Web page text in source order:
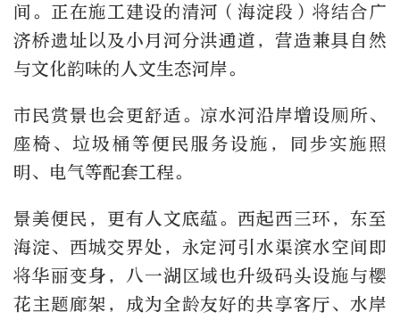
间。正在施工建设的清河（海淀段）将结合广
济桥遗址以及小月河分洪通道，营造兼具自然
与文化韵味的人文生态河岸。
市民赏景也会更舒适。凉水河沿岸增设厕所、
座椅、垃圾桶等便民服务设施，同步实施照
明、电气等配套工程。
景美便民，更有人文底蕴。西起西三环，东至
海淀、西城交界处，永定河引水渠滨水空间即
将华丽变身，八一湖区域也升级码头设施与樱
花主题廊架，成为全龄友好的共享客厅、水岸